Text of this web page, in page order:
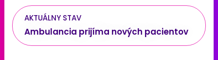
AKTUÁLNY STAV
Ambulancia prijíma nových pacientov